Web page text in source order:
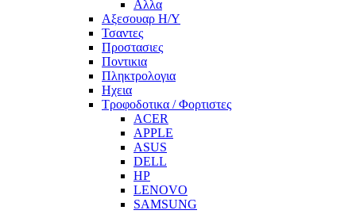
Αλλα
Αξεσουαρ Η/Υ
Τσαντες
Προστασιες
Ποντικια
Πληκτρολογια
Ηχεια
Τροφοδοτικα / Φορτιστες
ACER
APPLE
ASUS
DELL
HP
LENOVO
SAMSUNG